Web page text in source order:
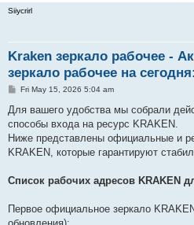
Siiycrirl
Kraken зеркало рабочее -
зеркало рабочее на
P
s
Fri May 15, 2026 5:04 am
Для вашего удобства мы собрали
способы входа на ресурс KRAKEN.
Ниже представлены официальные и
KRAKEN, которые гарантируют
Список рабочих адресов KRAKEN
Первое официальное зеркало